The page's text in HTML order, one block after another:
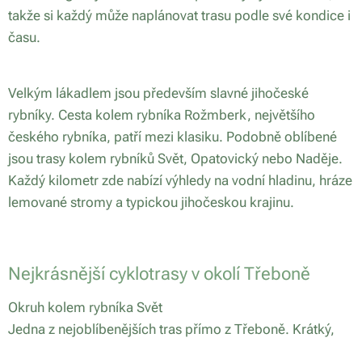
takže si každý může naplánovat trasu podle své kondice i
času.
Velkým lákadlem jsou především slavné jihočeské
rybníky. Cesta kolem rybníka Rožmberk, největšího
českého rybníka, patří mezi klasiku. Podobně oblíbené
jsou trasy kolem rybníků Svět, Opatovický nebo Naděje.
Každý kilometr zde nabízí výhledy na vodní hladinu, hráze
lemované stromy a typickou jihočeskou krajinu.
Nejkrásnější cyklotrasy v okolí Třeboně
Okruh kolem rybníka Svět
Jedna z nejoblíbenějších tras přímo z Třeboně. Krátký,